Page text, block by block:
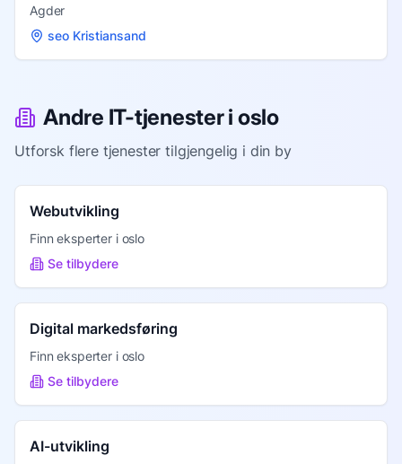
Agder
seo Kristiansand
Andre IT-tjenester i oslo
Utforsk flere tjenester tilgjengelig i din by
Webutvikling
Finn eksperter i oslo
Se tilbydere
Digital markedsføring
Finn eksperter i oslo
Se tilbydere
AI-utvikling